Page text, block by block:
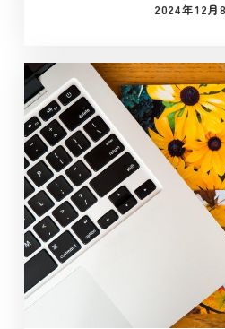
投稿日
2024年12月